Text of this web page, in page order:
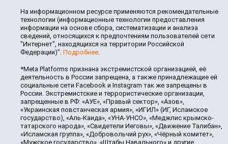
На информационном ресурсе применяются рекомендательные
технологии (информационные технологии предоставления
информации на основе сбора, систематизации и анализа
сведений, относящихся к предпочтениям пользователей сети
"Интернет", находящихся на территории Российской
Федерации)". Подробнее.
*Meta Platforms признана экстремистской организацией, её
деятельность в России запрещена, а также принадлежащие ей
социальные сети Facebook и Instagram так же запрещены в
России. Экстремистские и террористические организации,
запрещенные в РФ: «АУЕ», «Правый сектор», «Азов»,
«Украинская повстанческая армия», «ИГИЛ» (ИГ, Исламское
государство), «Аль-Каида», «УНА-УНСО», «Меджлис крымско-
татарского народа», «Свидетели Иеговы», «Движение Талибан»,
«Исламская группа», «Добровольчий рух», «Чёрный комитет»,
«Мужское государство», «Штабы Навального» и другие.